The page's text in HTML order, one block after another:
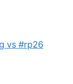
vs #rp26